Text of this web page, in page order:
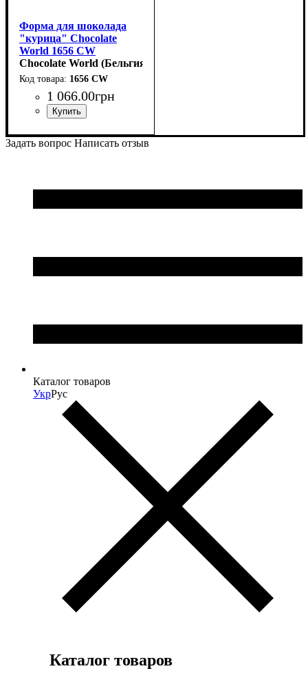
Форма для шоколада
"курица" Chocolate
World 1656 CW
(38x27мм,h15мм,7гр)
Chocolate World (Бельгия)
1656 CW
1 066.00грн
Задать вопрос Написать отзыв
Каталог товаров
УкрРус
Каталог товаров